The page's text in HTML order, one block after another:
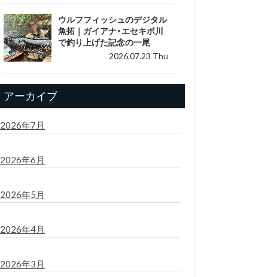
ウルフフィッシュのデジタル
魚拓｜ガイアナ・エセキボ川
で釣り上げた記念の一尾
2026.07.23 Thu
アーカイブ
2026年7月
2026年6月
2026年5月
2026年4月
2026年3月